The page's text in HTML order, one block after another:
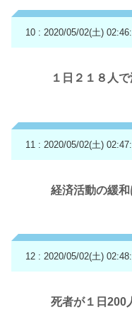
10 : 2020/05/02(土)
１日２１８人
11 : 2020/05/02(土)
経済活動の緩
12 : 2020/05/02(土)
死者が１日200